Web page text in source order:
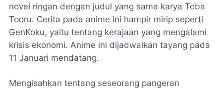
novel ringan dengan judul yang sama karya Toba
Tooru. Cerita pada anime ini hampir mirip seperti
GenKoku, yaitu tentang kerajaan yang mengalami
krisis ekonomi. Anime ini dijadwalkan tayang pada
11 Januari mendatang.
Mengisahkan tentang seseorang pangeran